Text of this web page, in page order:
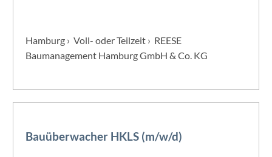
Hamburg › Voll- oder Teilzeit › REESE
Baumanagement Hamburg GmbH & Co. KG
Bauüberwacher HKLS (m/w/d)